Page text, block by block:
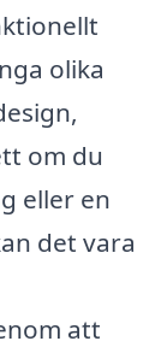
olika
om du
eller en
det vara
att